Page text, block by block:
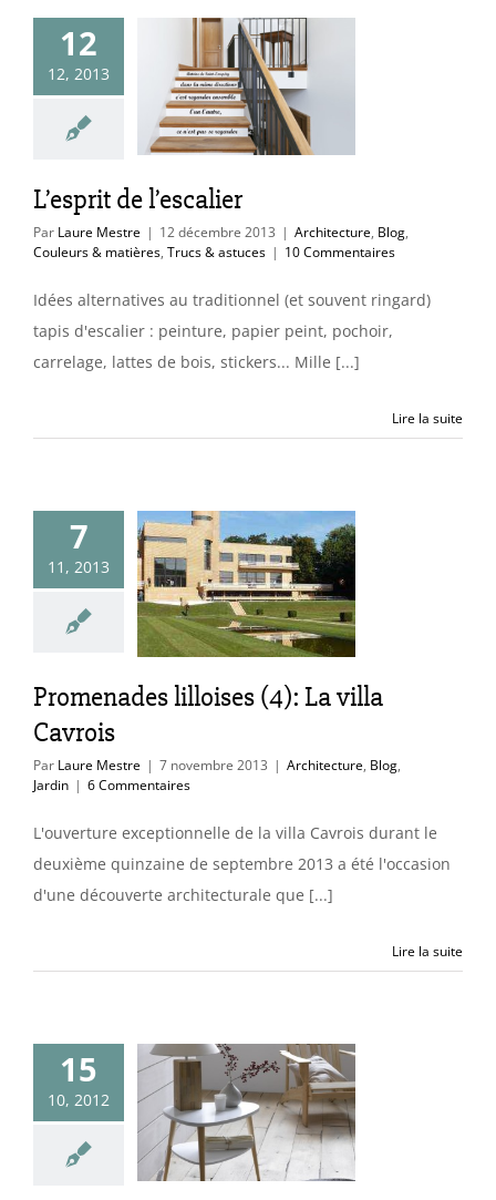
12
12, 2013
de l’escalier
Couleurs
Trucs & astuces
L’esprit de l’escalier
Par Laure Mestre | 12 décembre 2013 | Architecture, Blog,
Couleurs & matières, Trucs & astuces | 10 Commentaires
Idées alternatives au traditionnel (et souvent ringard)
tapis d'escalier : peinture, papier peint, pochoir,
carrelage, lattes de bois, stickers... Mille [...]
Lire la suite
7
11, 2013
(4): La villa
Promenades lilloises (4): La villa
Cavrois
Par Laure Mestre | 7 novembre 2013 | Architecture, Blog,
Jardin | 6 Commentaires
L'ouverture exceptionnelle de la villa Cavrois durant le
deuxième quinzaine de septembre 2013 a été l'occasion
d'une découverte architecturale que [...]
Lire la suite
15
10, 2012
à la mode
& matières